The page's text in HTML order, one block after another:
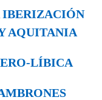
IBERIZACIÓN
AQUITANIA
LÍBICA